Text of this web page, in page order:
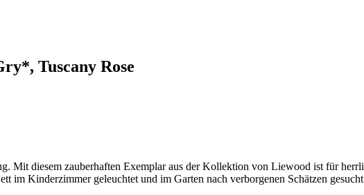
Tuscany Rose
Mit diesem zauberhaften Exemplar aus der Kollektion von Liewood ist für
im Kinderzimmer geleuchtet und im Garten nach verborgenen Schätzen